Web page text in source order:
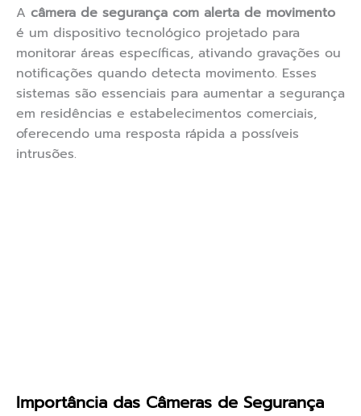
A câmera de segurança com alerta de movimento
é um dispositivo tecnológico projetado para
monitorar áreas específicas, ativando gravações ou
notificações quando detecta movimento. Esses
sistemas são essenciais para aumentar a segurança
em residências e estabelecimentos comerciais,
oferecendo uma resposta rápida a possíveis
intrusões.
Importância das Câmeras de Segurança